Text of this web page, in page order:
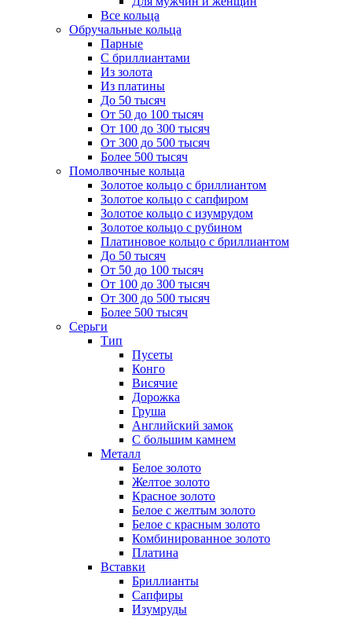
Все кольца
Обручальные кольца
Парные
С бриллиантами
Из золота
Из платины
До 50 тысяч
От 50 до 100 тысяч
От 100 до 300 тысяч
От 300 до 500 тысяч
Более 500 тысяч
Помолвочные кольца
Золотое кольцо с бриллиантом
Золотое кольцо с сапфиром
Золотое кольцо с изумрудом
Золотое кольцо с рубином
Платиновое кольцо с бриллиантом
До 50 тысяч
От 50 до 100 тысяч
От 100 до 300 тысяч
От 300 до 500 тысяч
Более 500 тысяч
Серьги
Тип
Пусеты
Конго
Висячие
Дорожка
Груша
Английский замок
С большим камнем
Металл
Белое золото
Желтое золото
Красное золото
Белое с желтым золото
Белое с красным золото
Комбинированное золото
Платина
Вставки
Бриллианты
Сапфиры
Изумруды